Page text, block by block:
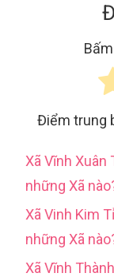
Điểm trung
Xã Vĩnh
những Xã
Xã Vinh Kim
những Xã
Xã Vĩnh